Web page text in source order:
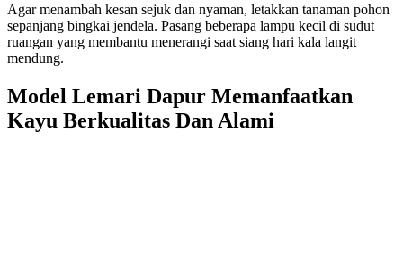
Agar menambah kesan sejuk dan nyaman, letakkan tanaman pohon
sepanjang bingkai jendela. Pasang beberapa lampu kecil di sudut
ruangan yang membantu menerangi saat siang hari kala langit
mendung.
Model Lemari Dapur Memanfaatkan
Kayu Berkualitas Dan Alami